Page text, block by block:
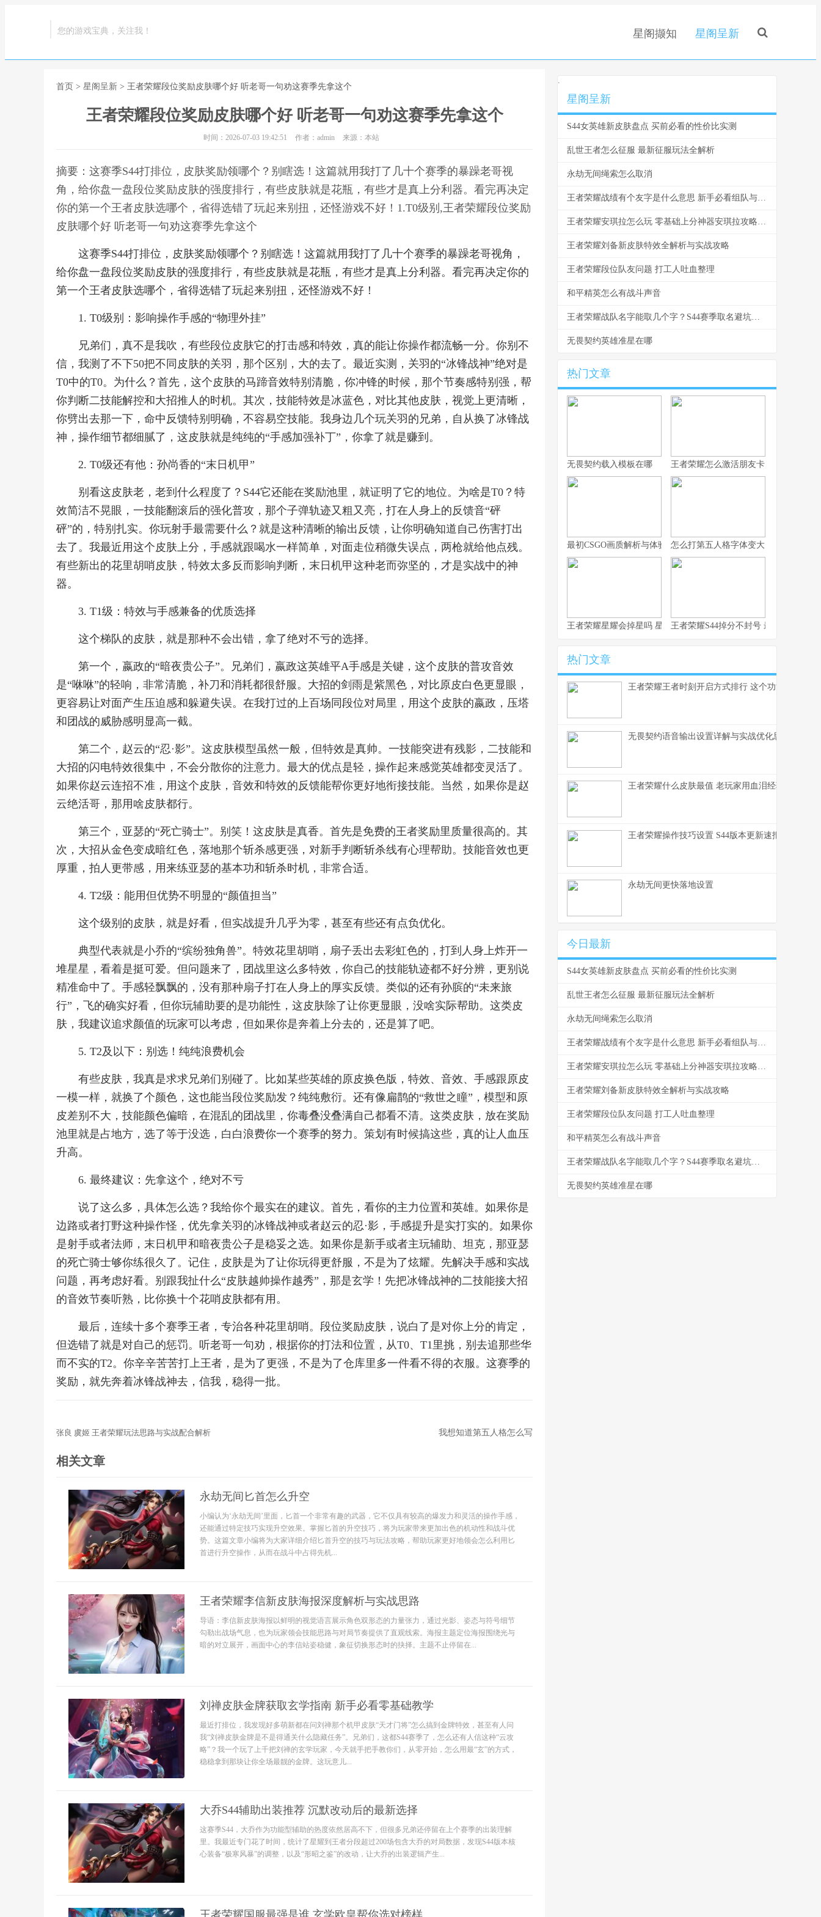
您的游戏宝典，关注我！ 星阁撷知 星阁呈新
首页 > 星阁呈新 > 王者荣耀段位奖励皮肤哪个好 听老哥一句劝这赛季先拿这个
王者荣耀段位奖励皮肤哪个好 听老哥一句劝这赛季先拿这个
时间：2026-07-03 19:42:51 作者：admin 来源：本站
摘要：这赛季S44打排位，皮肤奖励领哪个？别瞎选！这篇就用我打了几十个赛季的暴躁老哥视
角，给你盘一盘段位奖励皮肤的强度排行，有些皮肤就是花瓶，有些才是真上分利器。看完再决定
你的第一个王者皮肤选哪个，省得选错了玩起来别扭，还怪游戏不好！1.T0级别,王者荣耀段位奖励
皮肤哪个好 听老哥一句劝这赛季先拿这个
这赛季S44打排位，皮肤奖励领哪个？别瞎选！这篇就用我打了几十个赛季的暴躁老哥视角，
给你盘一盘段位奖励皮肤的强度排行，有些皮肤就是花瓶，有些才是真上分利器。看完再决定你的
第一个王者皮肤选哪个，省得选错了玩起来别扭，还怪游戏不好！
1. T0级别：影响操作手感的“物理外挂”
兄弟们，真不是我吹，有些段位皮肤它的打击感和特效，真的能让你操作都流畅一分。你别不
信，我测了不下50把不同皮肤的关羽，那个区别，大的去了。最近实测，关羽的“冰锋战神”绝对是
T0中的T0。为什么？首先，这个皮肤的马蹄音效特别清脆，你冲锋的时候，那个节奏感特别强，帮
你判断二技能解控和大招推人的时机。其次，技能特效是冰蓝色，对比其他皮肤，视觉上更清晰，
你劈出去那一下，命中反馈特别明确，不容易空技能。我身边几个玩关羽的兄弟，自从换了冰锋战
神，操作细节都细腻了，这皮肤就是纯纯的“手感加强补丁”，你拿了就是赚到。
2. T0级还有他：孙尚香的“末日机甲”
别看这皮肤老，老到什么程度了？S44它还能在奖励池里，就证明了它的地位。为啥是T0？特
效简洁不晃眼，一技能翻滚后的强化普攻，那个子弹轨迹又粗又亮，打在人身上的反馈音“砰
砰”的，特别扎实。你玩射手最需要什么？就是这种清晰的输出反馈，让你明确知道自己伤害打出
去了。我最近用这个皮肤上分，手感就跟喝水一样简单，对面走位稍微失误点，两枪就给他点残。
有些新出的花里胡哨皮肤，特效太多反而影响判断，末日机甲这种老而弥坚的，才是实战中的神
器。
3. T1级：特效与手感兼备的优质选择
这个梯队的皮肤，就是那种不会出错，拿了绝对不亏的选择。
第一个，嬴政的“暗夜贵公子”。兄弟们，嬴政这英雄平A手感是关键，这个皮肤的普攻音效
是“咻咻”的轻响，非常清脆，补刀和消耗都很舒服。大招的剑雨是紫黑色，对比原皮白色更显眼，
更容易让对面产生压迫感和躲避失误。在我打过的上百场同段位对局里，用这个皮肤的嬴政，压塔
和团战的威胁感明显高一截。
第二个，赵云的“忍·影”。这皮肤模型虽然一般，但特效是真帅。一技能突进有残影，二技能和
大招的闪电特效很集中，不会分散你的注意力。最大的优点是轻，操作起来感觉英雄都变灵活了。
如果你赵云连招不准，用这个皮肤，音效和特效的反馈能帮你更好地衔接技能。当然，如果你是赵
云绝活哥，那用啥皮肤都行。
第三个，亚瑟的“死亡骑士”。别笑！这皮肤是真香。首先是免费的王者奖励里质量很高的。其
次，大招从金色变成暗红色，落地那个斩杀感更强，对新手判断斩杀线有心理帮助。技能音效也更
厚重，拍人更带感，用来练亚瑟的基本功和斩杀时机，非常合适。
4. T2级：能用但优势不明显的“颜值担当”
这个级别的皮肤，就是好看，但实战提升几乎为零，甚至有些还有点负优化。
典型代表就是小乔的“缤纷独角兽”。特效花里胡哨，扇子丢出去彩虹色的，打到人身上炸开一
堆星星，看着是挺可爱。但问题来了，团战里这么多特效，你自己的技能轨迹都不好分辨，更别说
精准命中了。手感轻飘飘的，没有那种扇子打在人身上的厚实反馈。类似的还有孙膑的“未来旅
行”，飞的确实好看，但你玩辅助要的是功能性，这皮肤除了让你更显眼，没啥实际帮助。这类皮
肤，我建议追求颜值的玩家可以考虑，但如果你是奔着上分去的，还是算了吧。
5. T2及以下：别选！纯纯浪费机会
有些皮肤，我真是求求兄弟们别碰了。比如某些英雄的原皮换色版，特效、音效、手感跟原皮
一模一样，就换了个颜色，这也能当段位奖励发？纯纯敷衍。还有像扁鹊的“救世之瞳”，模型和原
皮差别不大，技能颜色偏暗，在混乱的团战里，你毒叠没叠满自己都看不清。这类皮肤，放在奖励
池里就是占地方，选了等于没选，白白浪费你一个赛季的努力。策划有时候搞这些，真的让人血压
升高。
6. 最终建议：先拿这个，绝对不亏
说了这么多，具体怎么选？我给你个最实在的建议。首先，看你的主力位置和英雄。如果你是
边路或者打野这种操作怪，优先拿关羽的冰锋战神或者赵云的忍·影，手感提升是实打实的。如果你
是射手或者法师，末日机甲和暗夜贵公子是稳妥之选。如果你是新手或者主玩辅助、坦克，那亚瑟
的死亡骑士够你练很久了。记住，皮肤是为了让你玩得更舒服，不是为了炫耀。先解决手感和实战
问题，再考虑好看。别跟我扯什么“皮肤越帅操作越秀”，那是玄学！先把冰锋战神的二技能接大招
的音效节奏听熟，比你换十个花哨皮肤都有用。
最后，连续十多个赛季王者，专治各种花里胡哨。段位奖励皮肤，说白了是对你上分的肯定，
但选错了就是对自己的惩罚。听老哥一句劝，根据你的打法和位置，从T0、T1里挑，别去追那些华
而不实的T2。你辛辛苦苦打上王者，是为了更强，不是为了仓库里多一件看不得的衣服。这赛季的
奖励，就先奔着冰锋战神去，信我，稳得一批。
张良 虞姬 王者荣耀玩法思路与实战配合解析 我想知道第五人格怎么写
相关文章
永劫无间匕首怎么升空
小编认为‘永劫无间’里面，匕首一个非常有趣的武器，它不仅具有较高的爆发力和灵活的操作手感，
还能通过特定技巧实现升空效果。掌握匕首的升空技巧，将为玩家带来更加出色的机动性和战斗优
势。这篇文章小编将为大家详细介绍匕首升空的技巧与玩法攻略，帮助玩家更好地领会怎么利用匕
首进行升空操作，从而在战斗中占得先机...
王者荣耀李信新皮肤海报深度解析与实战思路
导语：李信新皮肤海报以鲜明的视觉语言展示角色双形态的力量张力，通过光影、姿态与符号细节
勾勒出战场气息，也为玩家领会技能思路与对局节奏提供了直观线索。海报主题定位海报围绕光与
暗的对立展开，画面中心的李信站姿稳健，象征切换形态时的抉择。主题不止停留在...
刘禅皮肤金牌获取玄学指南 新手必看零基础教学
最近打排位，我发现好多萌新都在问刘禅那个机甲皮肤“天才门将”怎么搞到金牌特效，甚至有人问
我“刘禅皮肤金牌是不是得通关什么隐藏任务”。兄弟们，这都S44赛季了，怎么还有人信这种“云攻
略”？我一个玩了上千把刘禅的玄学玩家，今天就手把手教你们，从零开始，怎么用最“玄”的方式，
稳稳拿到那块让你全场最靓的金牌。这玩意儿...
大乔S44辅助出装推荐 沉默改动后的最新选择
这赛季S44，大乔作为功能型辅助的热度依然居高不下，但很多兄弟还停留在上个赛季的出装理解
里。我最近专门花了时间，统计了星耀到王者分段超过200场包含大乔的对局数据，发现S44版本核
心装备“极寒风暴”的调整，以及“形昭之鉴”的改动，让大乔的出装逻辑产生...
王者荣耀国服最强是谁 玄学欧皇帮你选对榜样
.
星阁呈新
S44女英雄新皮肤盘点 买前必看的性价比实测
乱世王者怎么征服 最新征服玩法全解析
永劫无间绳索怎么取消
王者荣耀战绩有个友字是什么意思 新手必看组队与社交指南
王者荣耀安琪拉怎么玩 零基础上分神器安琪拉攻略指南
王者荣耀刘备新皮肤特效全解析与实战攻略
王者荣耀段位队友问题 打工人吐血整理
和平精英怎么有战斗声音
王者荣耀战队名字能取几个字？S44赛季取名避坑与好名生成指南
无畏契约英雄准星在哪
热门文章
无畏契约载入模板在哪 王者荣耀怎么激活朋友卡
最初CSGO画质解析与体验技巧全指南怎么打第五人格字体变大
王者荣耀星耀会掉星吗 星耀段位掉星规则详解王者荣耀S44掉分不封号 最新机制详解
热门文章
王者荣耀王者时刻开启方式排行 这个功能打工人必
无畏契约语音输出设置详解与实战优化思路
王者荣耀什么皮肤最值 老玩家用血泪经验告诉你
王者荣耀操作技巧设置 S44版本更新速报与设置详
永劫无间更快落地设置
今日最新
S44女英雄新皮肤盘点 买前必看的性价比实测
乱世王者怎么征服 最新征服玩法全解析
永劫无间绳索怎么取消
王者荣耀战绩有个友字是什么意思 新手必看组队与社交指南
王者荣耀安琪拉怎么玩 零基础上分神器安琪拉攻略指南
王者荣耀刘备新皮肤特效全解析与实战攻略
王者荣耀段位队友问题 打工人吐血整理
和平精英怎么有战斗声音
王者荣耀战队名字能取几个字？S44赛季取名避坑与好名生成指南
无畏契约英雄准星在哪